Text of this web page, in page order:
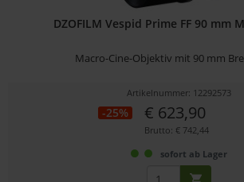
DZOFILM Vespid Prime FF 90 mm
Macro-Cine-Objektiv mit 90 mm
Artikelnummer: 12292573
-25% € 623,90
Brutto: € 742,44
sofort ab Lager